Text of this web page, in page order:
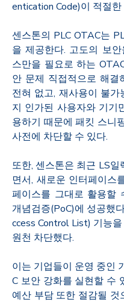
entication Code)이 적절
센스톤의 PLC OTAC는
을 제공한다. 고도의 보
스만을 필요로 하는
안 문제 직접적으로 해결
전혀 없고, 재사용이 불
지 인가된 사용자와 기기
용하기 때문에 패킷 스니
사전에 차단할 수 있다.
또한, 센스톤은 최근 LS
면서, 새로운 인터페이스
페이스를 그대로 활용할
개념검증(PoC)에 성공했
ccess Control List) 기능
원천 차단했다.
이는 기업들이 운영 중인
C 보안 강화를 실현할 수
예산 부담 또한 절감될 것